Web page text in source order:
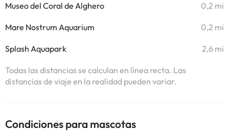
Museo del Coral de Alghero 0,2 mi
Mare Nostrum Aquarium 0,2 mi
Splash Aquapark 2,6 mi
Todas las distancias se calculan en línea recta. Las
distancias de viaje en la realidad pueden variar.
Condiciones para mascotas